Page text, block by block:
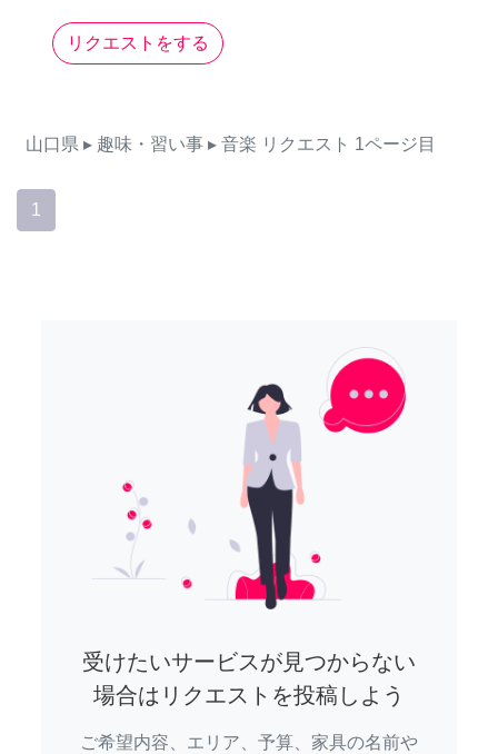
リクエストをする
山口県 ▸ 趣味・習い事 ▸ 音楽 リクエスト 1ページ目
1
受けたいサービスが見つからない
場合はリクエストを投稿しよう
ご希望内容、エリア、予算、家具の名前や